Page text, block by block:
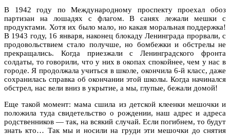
В 1942 году по Международному проспекту проехал обоз
партизан на лошадях с флагом. В санях лежали мешки с
продуктами. Хотя их было мало, но какая моральная поддержка!
В 1943 году, 16 января, наконец блокаду Ленинграда прорвали, с
продовольствием стало получше, но бомбежки и обстрелы не
прекращались. Когда приезжали с Ленинградского фронта
солдаты, то говорили, что у них в окопах спокойнее, чем у нас в
городе. Я продолжала учиться в школе, окончила 6-й класс, даже
сохранилась справка об окончании этой школы. Когда начинался
обстрел, нас вели вниз в укрытие, а мы, глупые, бежали домой!
Еще такой момент: мама сшила из детской клеенки мешочки и
положила туда свидетельство о рождении, наш адрес и адреса
родственников — так, на всякий случай. Если погибнем, то будут
знать кто… Так мы и носили на груди эти мешочки до снятия